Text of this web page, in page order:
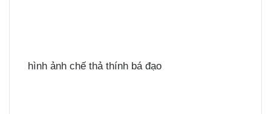
hình ảnh chế thả thính bá đạo